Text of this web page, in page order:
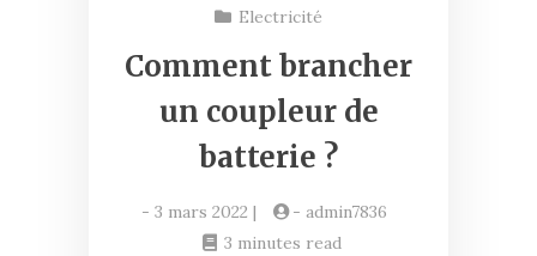
Electricité
Comment brancher
un coupleur de
batterie ?
- 3 mars 2022 | - admin7836
3 minutes read